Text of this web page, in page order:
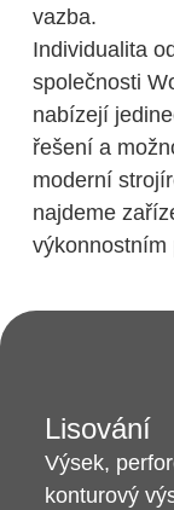
vazba.
Individualita
společnosti
nabízejí
řešení a
moderní
najdeme
výkonnostním
Lisování
Výsek,
konturový